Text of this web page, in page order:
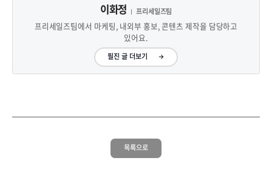
이화정 프리세일즈팀
프리세일즈팀에서 마케팅, 내외부 홍보, 콘텐츠 제작을 담당하고
있어요.
필진 글 더보기
목록으로